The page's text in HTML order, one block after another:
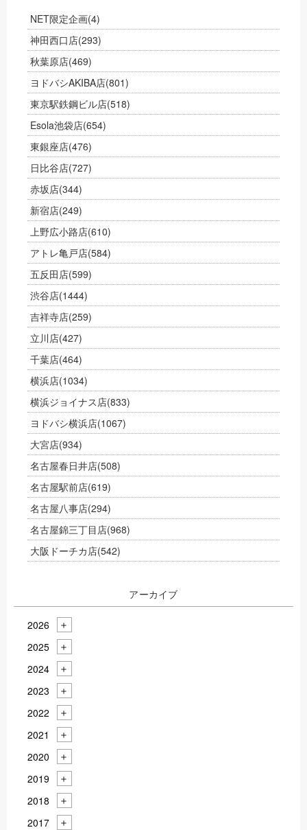
NET限定企画(4)
神田西口店(293)
秋葉原店(469)
ヨドバシAKIBA店(801)
東京駅鉄鋼ビル店(518)
Esola池袋店(654)
東銀座店(476)
日比谷店(727)
赤坂店(344)
新宿店(249)
上野広小路店(610)
アトレ亀戸店(584)
五反田店(599)
渋谷店(1444)
吉祥寺店(259)
立川店(427)
千葉店(464)
横浜店(1034)
横浜ジョイナス店(833)
ヨドバシ横浜店(1067)
大宮店(934)
名古屋春日井店(508)
名古屋駅前店(619)
名古屋八事店(294)
名古屋錦三丁目店(968)
大阪ドーチカ店(542)
アーカイブ
2026
2025
2024
2023
2022
2021
2020
2019
2018
2017